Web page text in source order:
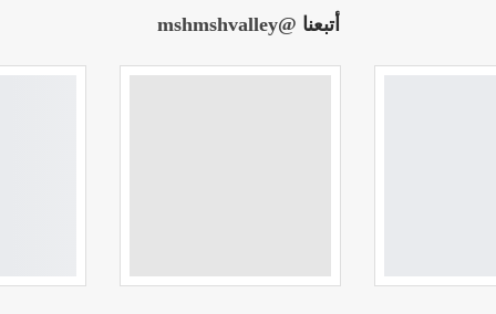
أتبعنا @mshmshvalley